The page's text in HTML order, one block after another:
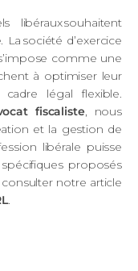
libérauxsouhaitent
La société d’exercice
comme une
à optimiser leur
légal flexible.
fiscaliste,
nous
et la gestion de
libérale puisse
proposés
notre article
.